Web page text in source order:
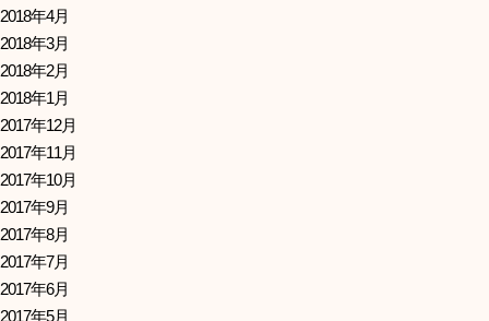
2018年4月
2018年3月
2018年2月
2018年1月
2017年12月
2017年11月
2017年10月
2017年9月
2017年8月
2017年7月
2017年6月
2017年5月